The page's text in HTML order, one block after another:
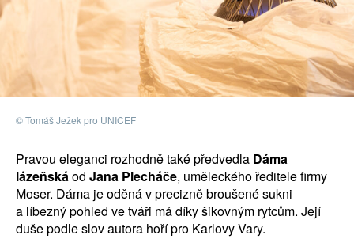
© Tomáš Ježek pro UNICEF
Pravou eleganci rozhodně také předvedla Dáma
lázeňskáod Jana Plecháče, uměleckého ředitele firmy
Moser. Dáma je oděná v precizně broušené sukni
a líbezný pohled ve tváři má díky šikovným rytcům. Její
duše podle slov autora hoří pro Karlovy Vary.